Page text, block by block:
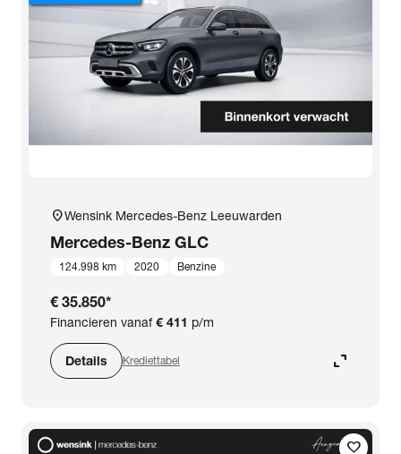
location_onWensink Mercedes-Benz Leeuwarden
Mercedes-Benz GLC
124.998 km 2020 Benzine
€ 35.850*
Financieren vanaf€ 411 p/m
Details Krediettabel expand_content
favorite